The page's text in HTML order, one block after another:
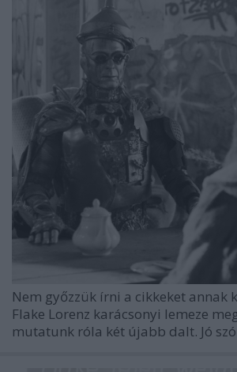
Nem győzzük írni a cikkeket annak
Flake Lorenz karácsonyi lemeze
mutatunk róla két újabb dalt. Jó